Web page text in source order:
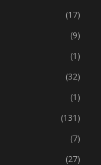
(17)
(9)
(1)
(32)
(1)
(131)
(7)
(27)